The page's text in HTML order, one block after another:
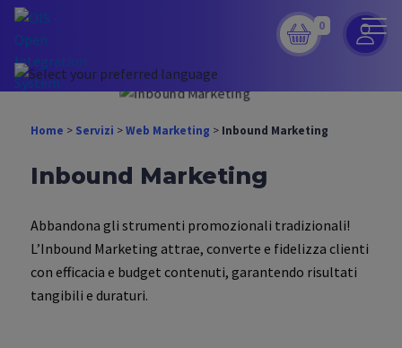
0
Home > Servizi >Web Marketing > Inbound Marketing
Inbound Marketing
Abbandona gli strumenti promozionali tradizionali!
L’Inbound Marketing attrae, converte e fidelizza clienti
con efficacia e budget contenuti, garantendo risultati
tangibili e duraturi.